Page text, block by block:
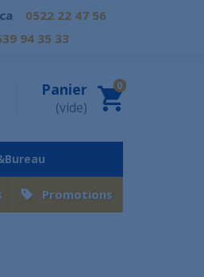
0522 22 47 56
94 35 33
Panier
(vide)
0
Promotions